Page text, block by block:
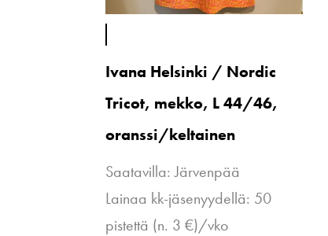
Ivana Helsinki / Nordic
Tricot, mekko, L 44/46,
oranssi/keltainen
Saatavilla: Järvenpää
Lainaa kk-jäsenyydellä: 50
pistettä (n. 3 €)/vko